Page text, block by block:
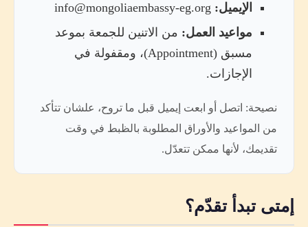
الإيميل:
مواعيد العمل: من الاتنين للجمعة بموعد
مسبق (Appointment)، ومقفولة في
الإجازات.
نصيحة: اتصل أو ابعت إيميل قبل ما تروح، علشان تتأكد
من المواعيد والأوراق المطلوبة بالظبط في وقت
تقديمك، لأنها ممكن تتعدّل.
إمتى تبدأ تقدّم؟